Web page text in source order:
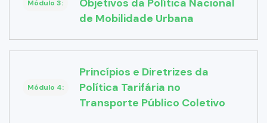
Módulo 3:
Objetivos da Política Nacional
de Mobilidade Urbana
Módulo 4:
Princípios e Diretrizes da
Política Tarifária no
Transporte Público Coletivo